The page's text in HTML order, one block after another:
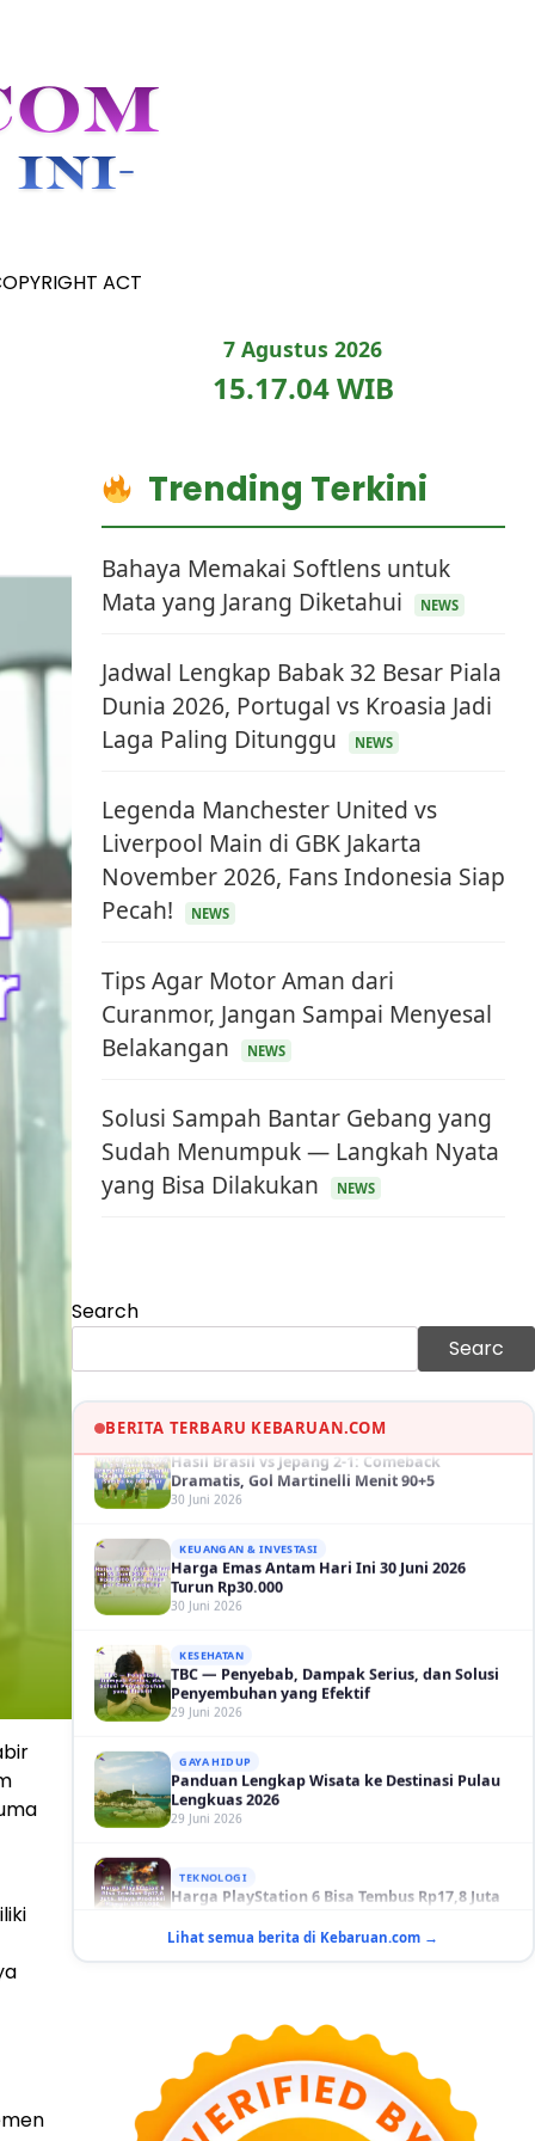
ACT
7 Agustus 2026
15.17.05 WIB
Trending Terkini
Bahaya Memakai Softlens untuk
Mata yang Jarang Diketahui
NEWS
Jadwal Lengkap Babak 32 Besar Piala
Dunia 2026, Portugal vs Kroasia Jadi
Laga Paling Ditunggu
NEWS
Legenda Manchester United vs
Liverpool Main di GBK Jakarta
November 2026, Fans Indonesia Siap
Pecah!
NEWS
Tips Agar Motor Aman dari
Curanmor, Jangan Sampai Menyesal
Belakangan
NEWS
Solusi Sampah Bantar Gebang yang
Sudah Menumpuk — Langkah Nyata
yang Bisa Dilakukan
NEWS
Search
Searc
BERITA TERBARU KEBARUAN.COM
KEUANGAN & INVESTASI
Perampokan Bank dengan Konspirasi
Dramatis, Gol Martinelli Menit 90+5
30 Juni 2026
KEUANGAN & INVESTASI
Turun Rp30.000
30 Juni 2026
KESEHATAN
Penyembuhan yang Efektif
29 Juni 2026
GAYA HIDUP
Lengkuas 2026
29 Juni 2026
GAYA HIDUP
10 Adegan Film Terikat Janji yang Sangat Tak
KESEHATAN
Bahaya Memakai Softlens untuk Mata yang
Jarang Diketahui
29 Juni 2026
Lihat semua berita di Kebaruan.com →